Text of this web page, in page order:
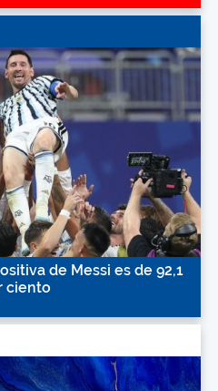
de Messi es de 92,1
ciento